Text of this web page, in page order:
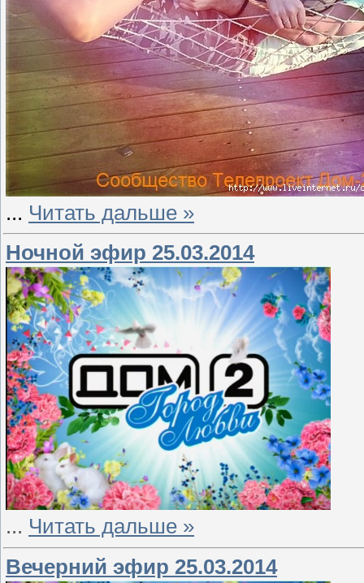
... Читать дальше »
Ночной эфир 25.03.2014
... Читать дальше »
Вечерний эфир 25.03.2014